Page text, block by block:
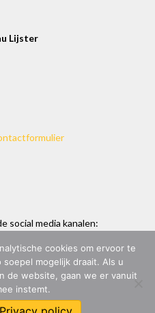
Lijster
social media kanalen:
LIJSTER
cookies om ervoor te
mogelijk draait. Als u
de website, gaan we er vanuit
instemt.